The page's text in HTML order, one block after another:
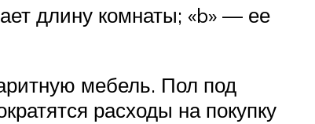
длину комнаты; «b» — ее
мебель. Пол под
расходы на покупку